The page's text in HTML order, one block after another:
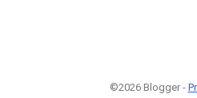
©2026 Blogger -